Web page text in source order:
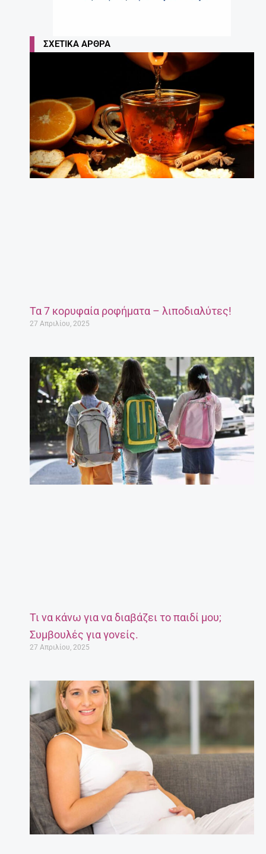
ΣΧΕΤΙΚΆ ΆΡΘΡΑ
Τα 7 κορυφαία ροφήματα – λιποδιαλύτες!
27 Απριλίου, 2025
Τι να κάνω για να διαβάζει το παιδί μου;
Συμβουλές για γονείς.
27 Απριλίου, 2025